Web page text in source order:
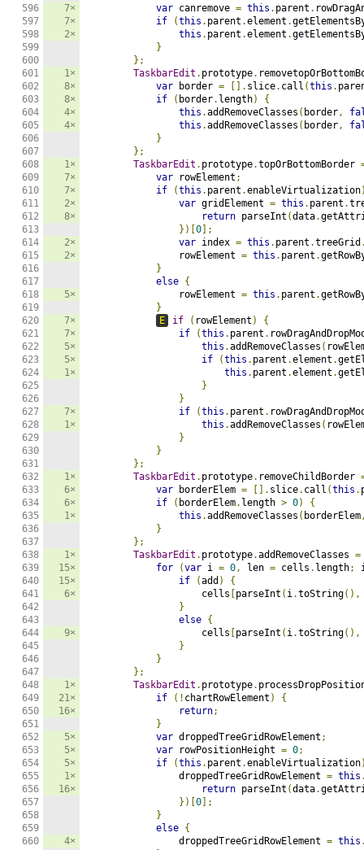
7×
7×
2×
1×
8×
8×
4×
4×
1×
7×
7×
2×
8×
2×
2×
5×
7×
7×
5×
5×
1×
7×
1×
1×
6×
6×
1×
1×
15×
15×
6×
9×
1×
21×
16×
5×
5×
5×
1×
16×
4×
var canremove = this . parent .
if
(this . parent .element .
this . parent .element .
}
};
TaskbarEdit . prototype.
var border = []. slice. call (this .
if
( border. length)
{
this .addRemoveClasses ( border,
this .addRemoveClasses ( border,
}
};
TaskbarEdit . prototype.topOrBottomBorder
var rowElement ;
if
(this . parent .enableVirtualization
var gridElement = this . parent .
return parseInt (data.
})[ 0 ];
var index = this . parent .treeGrid
                rowElement
= this . parent .
}
else {
                rowElement
= this . parent .
}
E
if ( rowElement )
{
if
(this . parent .
this .addRemoveClasses (
if
(this . parent .element .
this . parent .element .
}
}
if
(this . parent .
this .addRemoveClasses (
}
}
};
TaskbarEdit . prototype. removeChildBorder
var borderElem = []. slice. call (this .
if
( borderElem. length > 0)
{
this .addRemoveClasses ( borderElem
}
};
TaskbarEdit . prototype.addRemoveClasses =
for
(var i = 0, len = cells . length;
if
(add )
{
                    cells
parseInt ( i.toString(),
}
else {
                    cells
parseInt ( i.toString(),
}
}
};
TaskbarEdit . prototype.
if
(! chartRowElement )
{
return;
}
var droppedTreeGridRowElement ;
var rowPositionHeight = 0;
if
(this . parent .enableVirtualization
                droppedTreeGridRowElement
= this
return parseInt (data.
})[ 0 ];
}
else {
                droppedTreeGridRowElement
= this